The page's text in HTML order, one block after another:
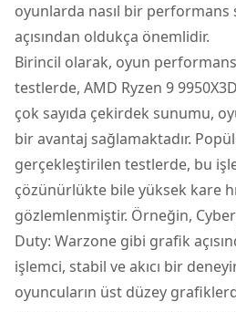
oyunlarda nasıl bir performans
açısından oldukça önemlidir.
Birincil olarak, oyun
testlerde, AMD Ryzen 9
çok sayıda çekirdek sunumu,
bir avantaj sağlamaktadır.
gerçekleştirilen testlerde, bu
çözünürlükte bile yüksek kare
gözlemlenmiştir. Örneğin,
Duty: Warzone gibi grafik
işlemci, stabil ve akıcı bir
oyuncuların üst düzey